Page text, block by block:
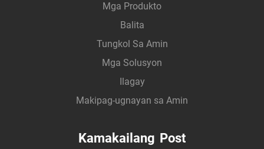
Mga Produkto
Balita
Tungkol Sa Amin
Mga Solusyon
Ilagay
Makipag-ugnayan sa Amin
Kamakailang Post